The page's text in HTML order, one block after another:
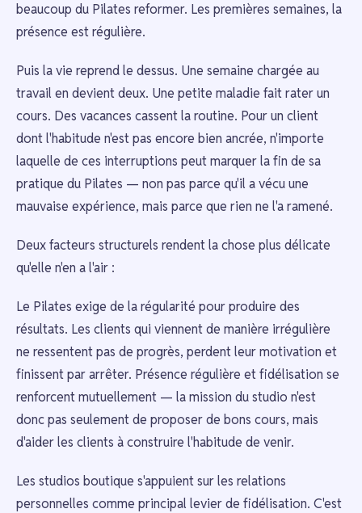
beaucoup du Pilates reformer. Les premières semaines, la
présence est régulière.
Puis la vie reprend le dessus. Une semaine chargée au
travail en devient deux. Une petite maladie fait rater un
cours. Des vacances cassent la routine. Pour un client
dont l'habitude n'est pas encore bien ancrée, n'importe
laquelle de ces interruptions peut marquer la fin de sa
pratique du Pilates — non pas parce qu'il a vécu une
mauvaise expérience, mais parce que rien ne l'a ramené.
Deux facteurs structurels rendent la chose plus délicate
qu'elle n'en a l'air :
Le Pilates exige de la régularité pour produire des
résultats. Les clients qui viennent de manière irrégulière
ne ressentent pas de progrès, perdent leur motivation et
finissent par arrêter. Présence régulière et fidélisation se
renforcent mutuellement — la mission du studio n'est
donc pas seulement de proposer de bons cours, mais
d'aider les clients à construire l'habitude de venir.
Les studios boutique s'appuient sur les relations
personnelles comme principal levier de fidélisation. C'est